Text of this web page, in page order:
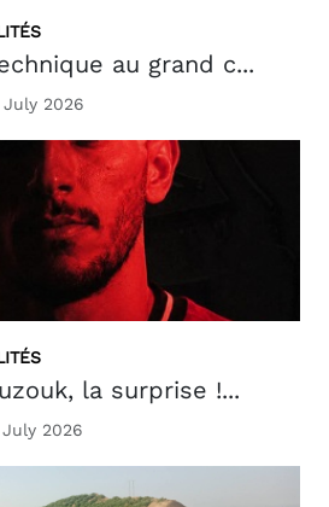
au grand c...
2026
la surprise !...
2026